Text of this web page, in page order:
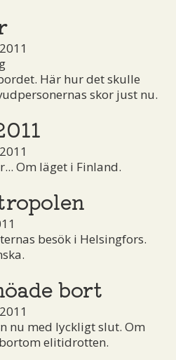
Här hur det skulle
skor just nu.
Om läget i Finland.
besök i Helsingfors.
bort
nu med lyckligt slut. Om
elitidrotten.